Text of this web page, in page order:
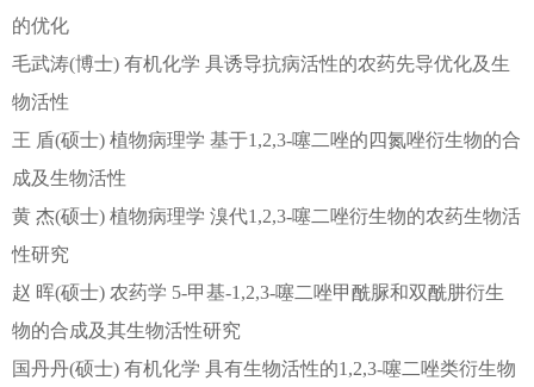
的优化
毛武涛(博士) 有机化学 具诱导抗病活性的农药先导优化及生
物活性
王 盾(硕士) 植物病理学 基于1,2,3-噻二唑的四氮唑衍生物的合
成及生物活性
黄 杰(硕士) 植物病理学 溴代1,2,3-噻二唑衍生物的农药生物活
性研究
赵 晖(硕士) 农药学 5-甲基-1,2,3-噻二唑甲酰脲和双酰肼衍生
物的合成及其生物活性研究
国丹丹(硕士) 有机化学 具有生物活性的1,2,3-噻二唑类衍生物